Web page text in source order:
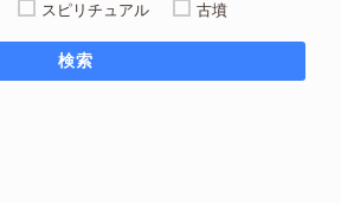
スピリチュアル 古墳
検索